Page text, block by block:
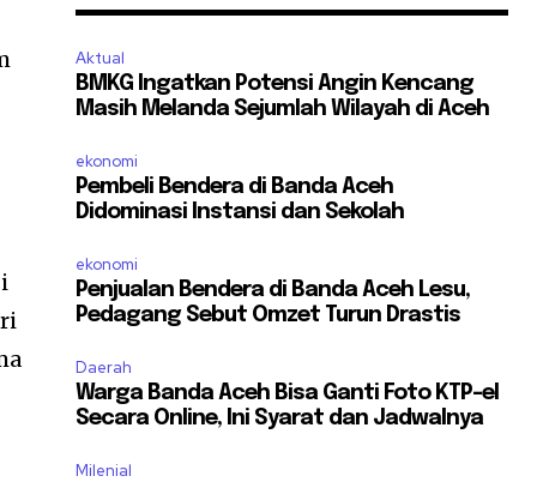
Aktual
BMKG Ingatkan Potensi Angin Kencang
Masih Melanda Sejumlah Wilayah di Aceh
ekonomi
Pembeli Bendera di Banda Aceh
Didominasi Instansi dan Sekolah
ekonomi
Penjualan Bendera di Banda Aceh Lesu,
Pedagang Sebut Omzet Turun Drastis
Daerah
Warga Banda Aceh Bisa Ganti Foto KTP-el
Secara Online, Ini Syarat dan Jadwalnya
Milenial